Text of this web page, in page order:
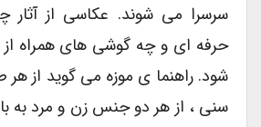
سرسرا می شوند. عکاسی از آثار
حرفه ای و چه گوشی های همراه از
شود. راهنما ی موزه می گوید از هر
سنی ، از هر دو جنس زن و مرد به